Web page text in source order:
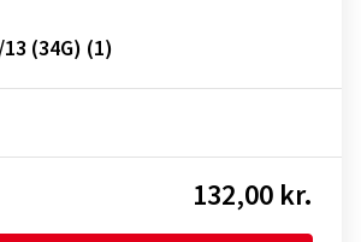
(34G) (1)
132,00 kr.